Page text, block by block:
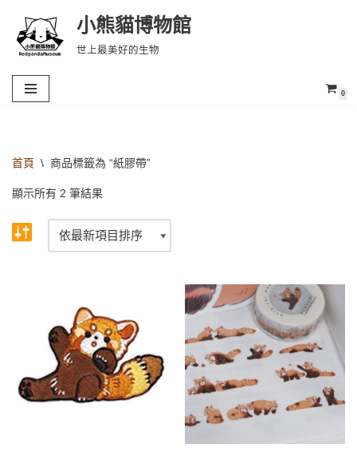
Skip
content
小熊貓博物館
世上最美好的生物
0
首頁 \ 商品標籤為 “紙膠帶”
顯示所有 2 筆結果